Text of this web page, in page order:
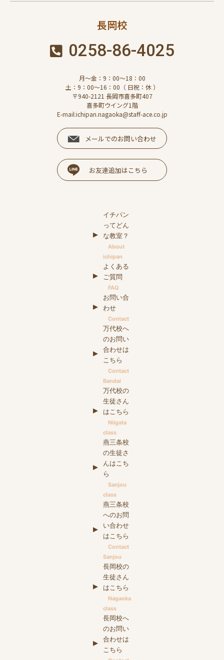
長岡校
0258-86-4025
月～金：9：00～18：00
土：9：00～16：00（ 日祝：休 ）
〒940-2121 長岡市喜多町407
喜多町ウイング1階
E-mail:ichipan.nagaoka@staff-ace.co.jp
メールでのお問い合わせ
お友達追加はこちら
イチパン
ってどん
な教室？
About
ichipan
よくある
ご質問
FAQ
お問い合
わせ
Contact
万代校へ
のお問い
合わせは
こちら
Contact
Bandai
万代校の
生徒さん
はこちら
Niigata
class
燕三条校
の生徒さ
んはこち
ら
Sanjou
class
燕三条校
へのお問
い合わせ
はこちら
Contact
Sanjou
長岡校の
生徒さん
はこちら
Nagaoka
class
長岡校へ
のお問い
合わせは
こちら